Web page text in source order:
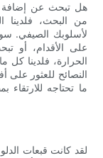
هل تبحث عن إضافة
من البحث، فلدينا
لأسلوبك الصيفي.
على الأقدام، أو
الحرارة، فلدينا كل
النصائح للعثور على
ما تحتاجه
لقد كانت قبعات